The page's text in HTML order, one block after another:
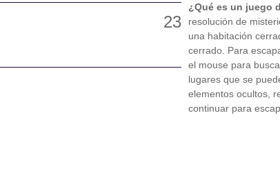
¿Qué es un juego
resolución de
una habitación
cerrado. Para
el mouse para
lugares que se
elementos ocultos,
continuar para